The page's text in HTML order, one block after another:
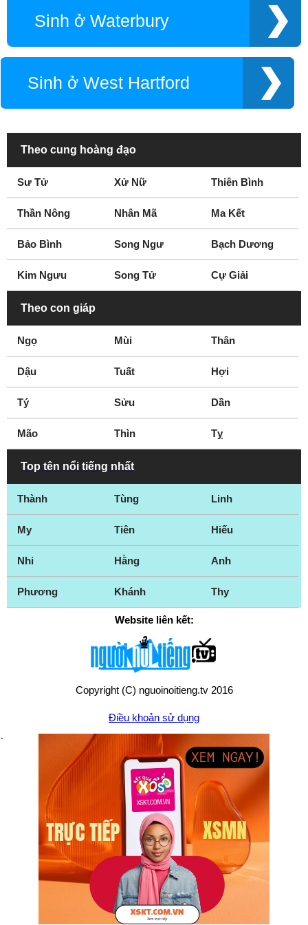
Sinh ở Waterbury
Sinh ở West Hartford
Theo cung hoàng đạo
Sư Tử Xử Nữ Thiên Bình
Thần Nông Nhân Mã Ma Kết
Bảo Bình Song Ngư Bạch Dương
Kim Ngưu Song Tử Cự Giải
Theo con giáp
Ngọ Mùi Thân
Dậu Tuất Hợi
Tý Sửu Dần
Mão Thìn Tỵ
Top tên nổi tiếng nhất
Thành Tùng Linh
My Tiên Hiếu
Nhi Hằng Anh
Phương Khánh Thy
Website liên kết:
Copyright (C) nguoinoitieng.tv 2016
Điều khoản sử dụng
Chính sách quyền riêng tư
Liên hệ: mail.nguoinoitieng.tv@gmail.com